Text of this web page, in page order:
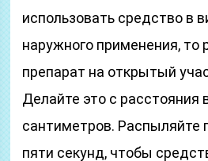
использовать средство в
наружного применения, то
препарат на открытый
Делайте это с расстояния
сантиметров. Распыляйте
пяти секунд, чтобы